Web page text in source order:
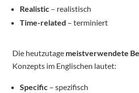
Realistic – realistisch
Time-related – terminiert
Die heutzutage meistverwendete
Konzepts im Englischen lautet:
Specific – spezifisch